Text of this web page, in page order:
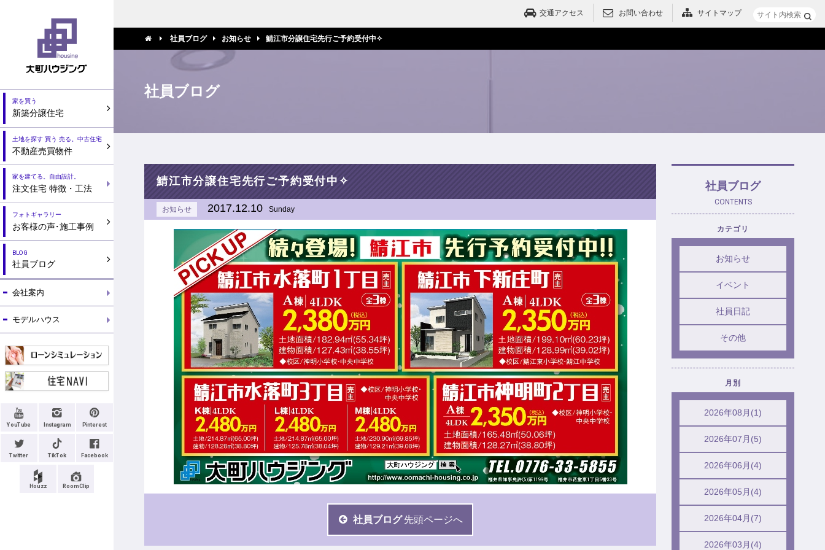
家を買う
新築分譲住宅
土地を探す 買う 売る。中古住宅
不動産売買物件
家を建てる。自由設計。
注文住宅 特徴・工法
フォトギャラリー
お客様の声・施工事例
BLOG
社員ブログ
会社案内
モデルハウス
YouTube Instagram Pinterest
Twitter TikTok Facebook
Houzz RoomClip
交通アクセス お問い合わせ サイトマップ
社員ブログ お知らせ 鯖江市分譲住宅先行ご予約受付中✧
社員ブログ
社員ブログ
CONTENTS
カテゴリ
お知らせ
イベント
社員日記
その他
月別
2026年08月(1)
2026年07月(5)
2026年06月(4)
2026年05月(4)
2026年04月(7)
2026年03月(4)
鯖江市分譲住宅先行ご予約受付中✧
お知らせ 2017.12.10 Sunday
社員ブログ 先頭ページへ